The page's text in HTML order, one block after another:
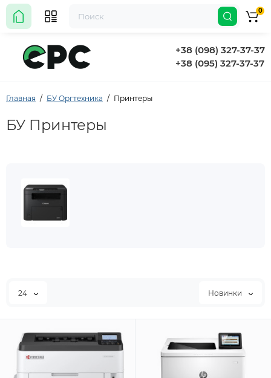
+38 (098) 327-37-37
+38 (095) 327-37-37
0
Главная БУ Оргтехника Принтеры
БУ Принтеры
24 Новинки